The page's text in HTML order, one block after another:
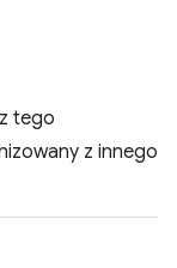
tego
z innego